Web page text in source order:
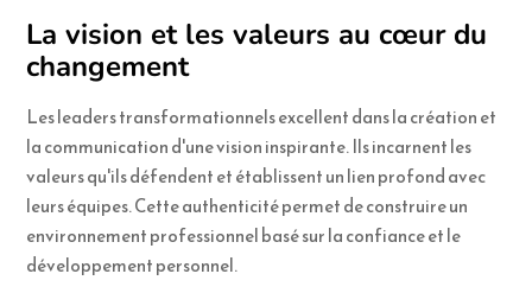
La vision et les valeurs au cœur du
changement
Les leaders transformationnels excellent dans la création et
la communication d'une vision inspirante. Ils incarnent les
valeurs qu'ils défendent et établissent un lien profond avec
leurs équipes. Cette authenticité permet de construire un
environnement professionnel basé sur la confiance et le
développement personnel.